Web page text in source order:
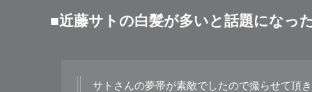
■近藤サトの白髪が多いと話題になっ
サトさんの夢帯が素敵でしたので撮らせて頂